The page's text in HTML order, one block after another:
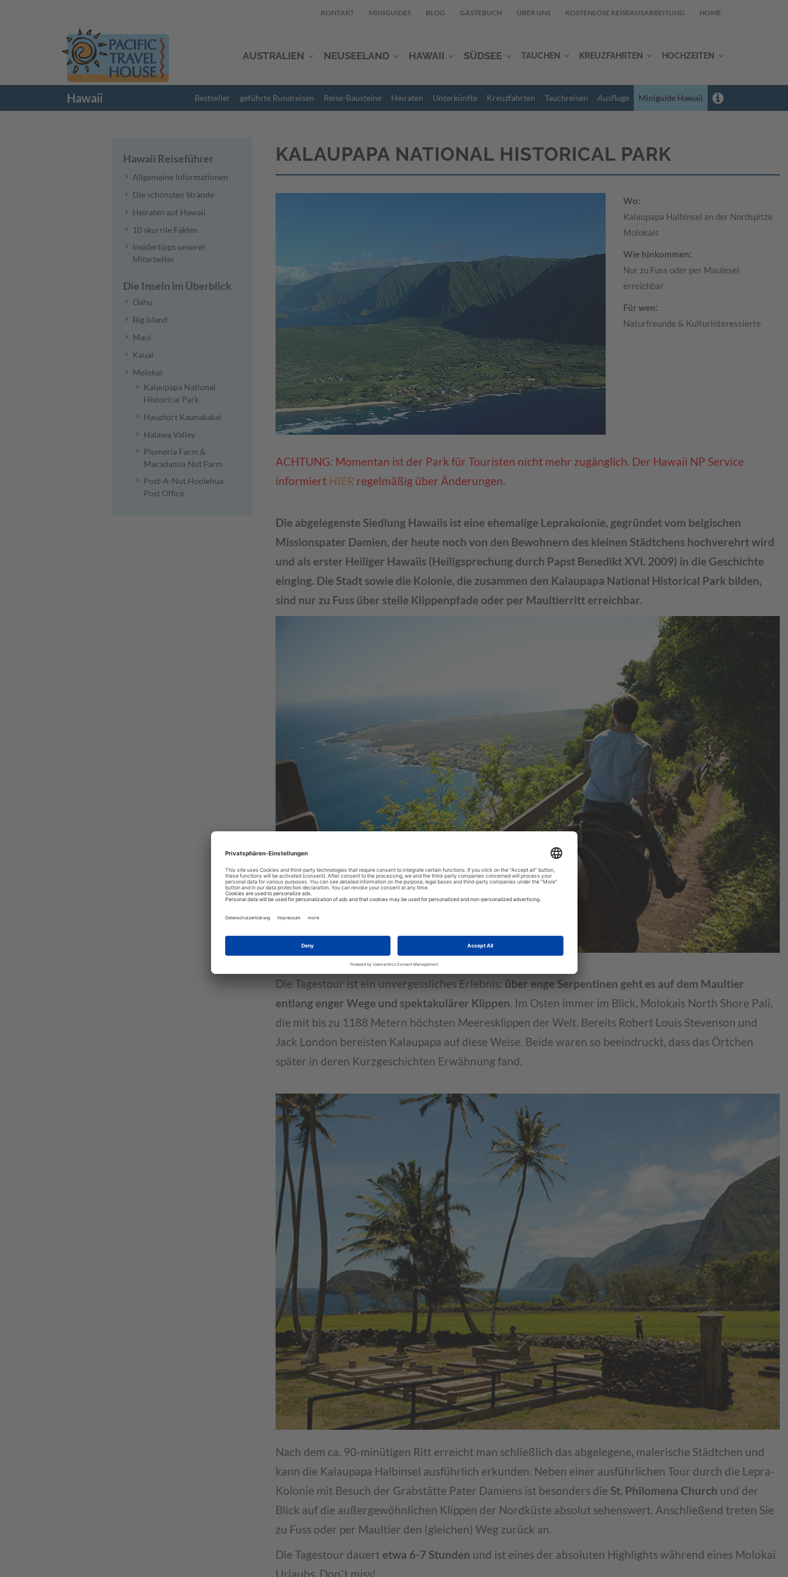
KONTAKT MINIGUIDES BLOG GÄSTEBUCH ÜBER UNS KOSTENLOSE REISEAUSARBEITUNG HOME
AUSTRALIEN NEUSEELAND HAWAII SÜDSEE TAUCHEN KREUZFAHRTEN HOCHZEITEN
Hawaii Bestseller geführte Rundreisen Reise-Bausteine Heiraten Unterkünfte Kreuzfahrten Tauchreisen Ausflüge Miniguide Hawaii
KALAUPAPA NATIONAL HISTORICAL PARK
Wo:
Kalaupapa Halbinsel an der Nordspitze
Molokais
Wie hinkommen:
Nur zu Fuss oder per Maulesel
erreichbar
Für wen:
Naturfreunde & Kulturinteressierte
ACHTUNG: Momentan ist der Park für Touristen nicht mehr zugänglich. Der Hawaii NP Service
informiert HIER regelmäßig über Änderungen.
Die abgelegenste Siedlung Hawaiis ist eine ehemalige Leprakolonie, gegründet vom belgischen
Missionspater Damien, der heute noch von den Bewohnern des kleinen Städtchens hochverehrt wird
und als erster Heiliger Hawaiis (Heiligsprechung durch Papst Benedikt XVI. 2009) in die Geschichte
einging. Die Stadt sowie die Kolonie, die zusammen den Kalaupapa National Historical Park bilden,
sind nur zu Fuss über steile Klippenpfade oder per Maultierritt erreichbar.
Die Tagestour ist ein unvergessliches Erlebnis: über enge Serpentinen geht es auf dem Maultier
entlang enger Wege und spektakulärer Klippen. Im Osten immer im Blick, Molokais North Shore Pali,
die mit bis zu 1188 Metern höchsten Meeresklippen der Welt. Bereits Robert Louis Stevenson und
Jack London bereisten Kalaupapa auf diese Weise. Beide waren so beeindruckt, dass das Örtchen
später in deren Kurzgeschichten Erwähnung fand.
Nach dem ca. 90-minütigen Ritt erreicht man schließlich das abgelegene, malerische Städtchen und
kann die Kalaupapa Halbinsel ausführlich erkunden. Neben einer ausführlichen Tour durch die Lepra-
Kolonie mit Besuch der Grabstätte Pater Damiens ist besonders die St. Philomena Church und der
Blick auf die außergewöhnlichen Klippen der Nordküste absolut sehenswert. Anschließend treten Sie
zu Fuss oder per Maultier den (gleichen) Weg zurück an.
Die Tagestour dauert etwa 6-7 Stunden und ist eines der absoluten Highlights während eines Molokai
Urlaubs. Don`t miss!
Hawaii Reiseführer
Allgemeine Informationen
Die schönsten Strände
Heiraten auf Hawaii
10 skurrile Fakten
Insidertipps unserer
Mitarbeiter
Die Inseln im Überblick
Oahu
Big Island
Maui
Kauai
Molokai
Kalaupapa National
Historical Park
Hauptort Kaunakakai
Halawa Valley
Plumeria Farm &
Macadamia Nut Farm
Post-A-Nut Hoolehua
Post Office